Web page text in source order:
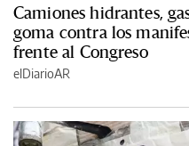
Camiones hidrantes,
goma contra los
frente al Congreso
elDiarioAR